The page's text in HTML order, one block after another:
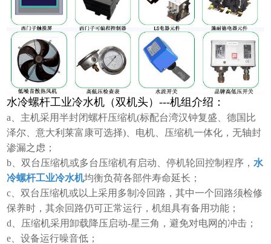
水冷螺杆工业冷水机（双机头）---机组介绍：
a、主机采用半封闭螺杆压缩机(标配台湾汉钟复盛、德国比
泽尔、意大利莱富康可选择)、电机、压缩机一体化，无轴封
渗漏之虑；
b、双台压缩机或多台压缩机有启动、停机轮回控制程序， 水
冷螺杆工业冷水机均衡负荷各部件寿命延长；
c、双台压缩机或以上采用多制冷回路，其中一个回路须检修
保养时，其余回路仍可正常运行，机组具有备用功能；
d、压缩机采用卸载降压启动-星三角，避免对电网的冲击；
e、设备运行噪音低；